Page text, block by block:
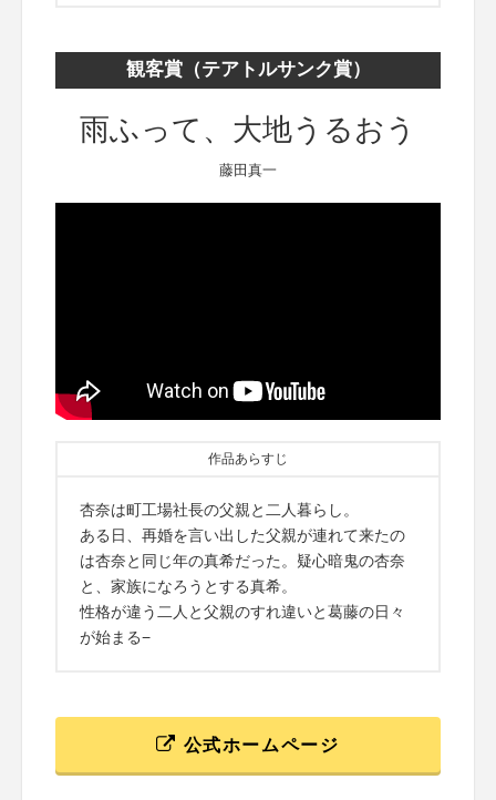
観客賞（テアトルサンク賞）
雨ふって、大地うるおう
藤田真一
作品あらすじ
杏奈は町工場社長の父親と二人暮らし。
ある日、再婚を言い出した父親が連れて来たの
は杏奈と同じ年の真希だった。疑心暗鬼の杏奈
と、家族になろうとする真希。
性格が違う二人と父親のすれ違いと葛藤の日々
が始まる−
公式ホームページ